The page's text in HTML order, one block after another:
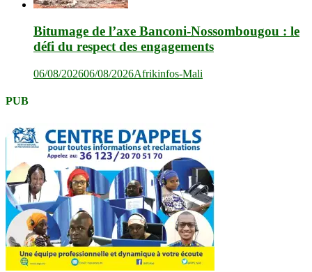
Bitumage de l’axe Banconi-Nossombougou : le
défi du respect des engagements
06/08/202606/08/2026Afrikinfos-Mali
PUB